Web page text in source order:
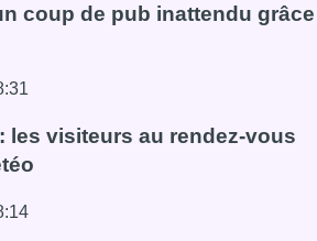
coup de pub inattendu grâce
Nizar: un coup de pub inattendu grâce
les visiteurs au rendez-vous